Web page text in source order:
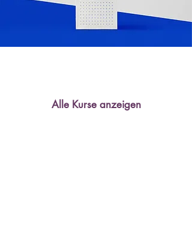
Alle Kurse anzeigen